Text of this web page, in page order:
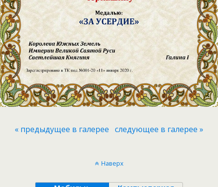
« предыдущее в галерее следующее в галерее »
Наверх